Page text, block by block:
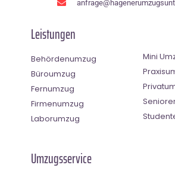
Leistungen
Behördenumzug
Büroumzug
Fernumzug
Firmenumzug
Laborumzug
Mini
Umzugsservice